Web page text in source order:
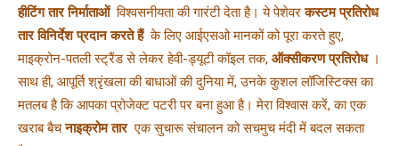
हीटिंग तार निर्माताओं विश्वसनीयता की गारंटी देता है। ये पेशेवर कस्टम प्रतिरोध
तार विनिर्देश प्रदान करते हैं के लिए आईएसओ मानकों को पूरा करते हुए,
माइक्रोन-पतली स्ट्रैंड से लेकर हेवी-ड्यूटी कॉइल तक, ऑक्सीकरण प्रतिरोध ।
साथ ही, आपूर्ति श्रृंखला की बाधाओं की दुनिया में, उनके कुशल लॉजिस्टिक्स का
मतलब है कि आपका प्रोजेक्ट पटरी पर बना हुआ है। मेरा विश्वास करें, का एक
खराब बैच नाइक्रोम तार एक सुचारू संचालन को सचमुच मंदी में बदल सकता